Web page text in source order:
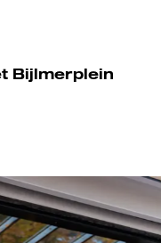
Bijlmerplein